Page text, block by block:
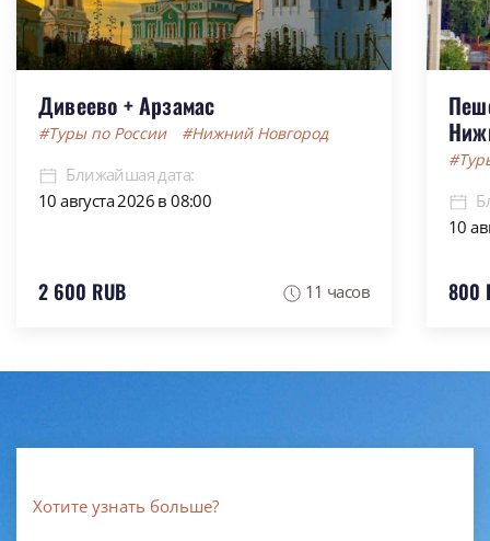
Дивеево + Арзамас
#Туры по России #Нижний Новгород
Ближайшая дата:
10 августа 2026 в 08:00
2 600 RUB 11 часов
10
800
Хотите узнать больше?